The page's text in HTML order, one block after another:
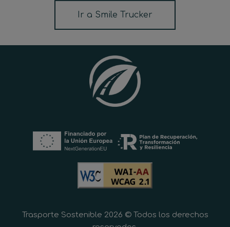
Ir a Smile Trucker
Trasporte Sostenible 2026 © Todos los derechos